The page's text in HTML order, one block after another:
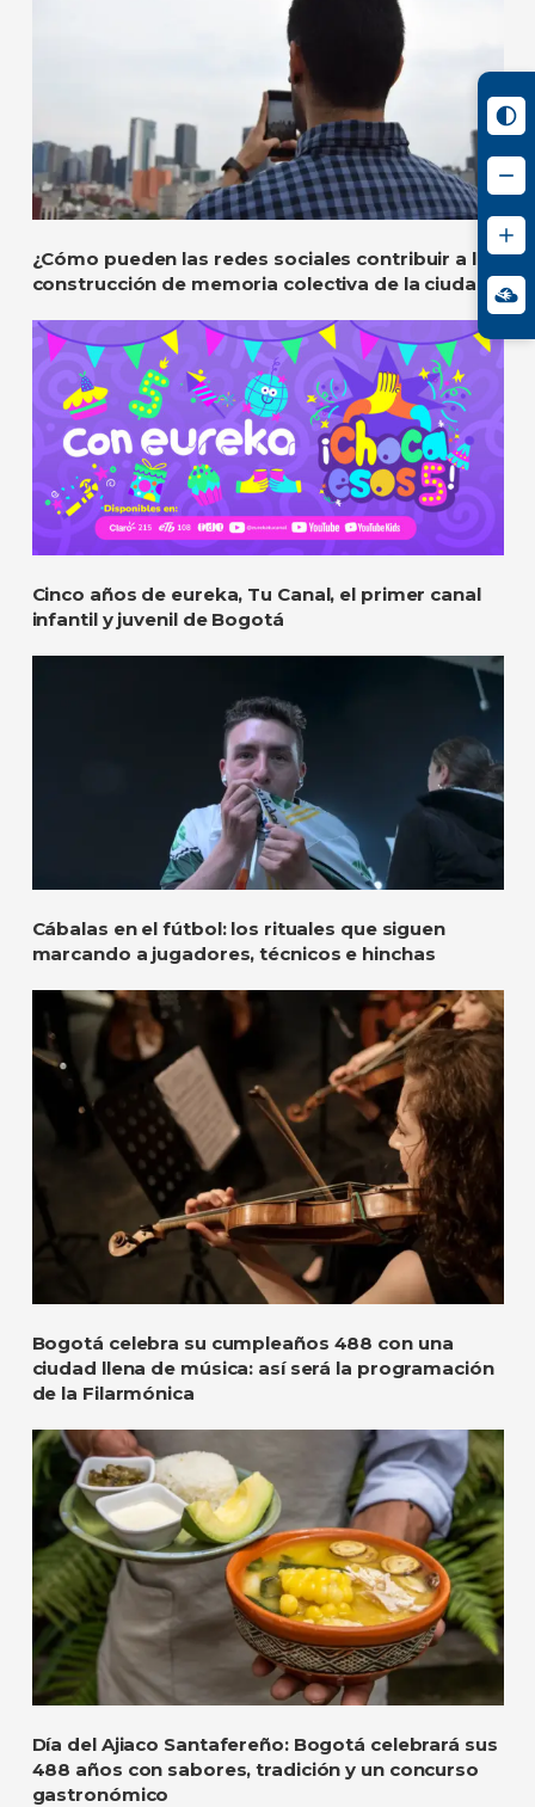
¿Cómo pueden las redes sociales contribuir a la
construcción de memoria colectiva de la ciudad?
Cinco años de eureka, Tu Canal, el primer canal
infantil y juvenil de Bogotá
Cábalas en el fútbol: los rituales que siguen
marcando a jugadores, técnicos e hinchas
Bogotá celebra su cumpleaños 488 con una
ciudad llena de música: así será la programación
de la Filarmónica
Día del Ajiaco Santafereño: Bogotá celebrará sus
488 años con sabores, tradición y un concurso
gastronómico